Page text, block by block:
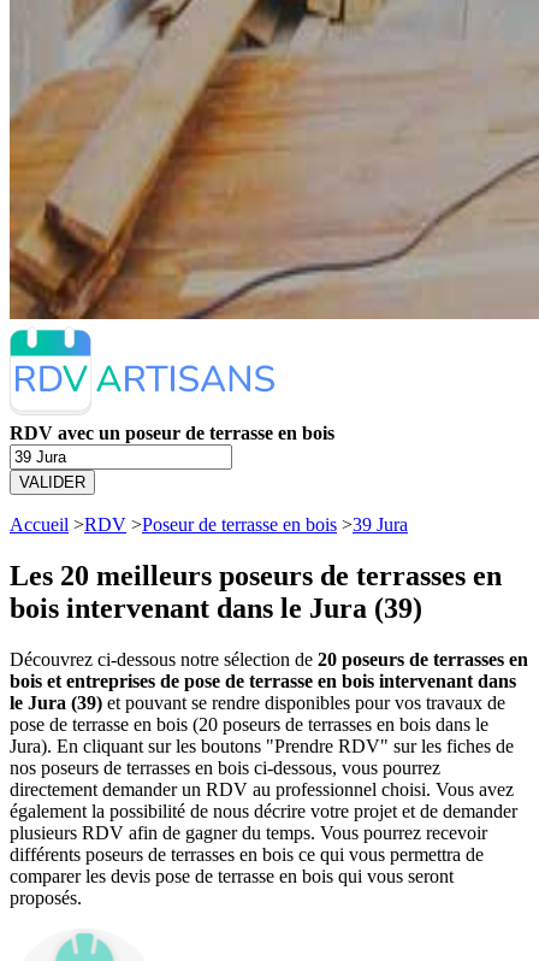
RDV avec un poseur de terrasse en bois
VALIDER
Accueil >RDV >Poseur de terrasse en bois >39 Jura
Les 20 meilleurs poseurs de terrasses en
bois intervenant dans le Jura (39)
Découvrez ci-dessous notre sélection de 20 poseurs de terrasses en
bois et entreprises de pose de terrasse en bois intervenant dans
le Jura (39) et pouvant se rendre disponibles pour vos travaux de
pose de terrasse en bois (20 poseurs de terrasses en bois dans le
Jura). En cliquant sur les boutons "Prendre RDV" sur les fiches de
nos poseurs de terrasses en bois ci-dessous, vous pourrez
directement demander un RDV au professionnel choisi. Vous avez
également la possibilité de nous décrire votre projet et de demander
plusieurs RDV afin de gagner du temps. Vous pourrez recevoir
différents poseurs de terrasses en bois ce qui vous permettra de
comparer les devis pose de terrasse en bois qui vous seront
proposés.